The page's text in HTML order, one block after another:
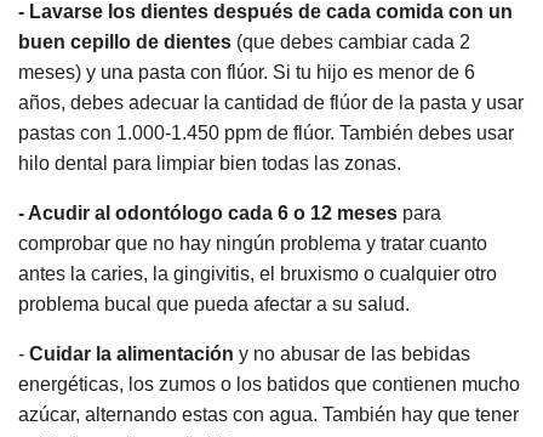
- Lavarse los dientes después de cada comida con un
buen cepillo de dientes (que debes cambiar cada 2
meses) y una pasta con flúor. Si tu hijo es menor de 6
años, debes adecuar la cantidad de flúor de la pasta y usar
pastas con 1.000-1.450 ppm de flúor. También debes usar
hilo dental para limpiar bien todas las zonas.
- Acudir al odontólogo cada 6 o 12 meses para
comprobar que no hay ningún problema y tratar cuanto
antes la caries, la gingivitis, el bruxismo o cualquier otro
problema bucal que pueda afectar a su salud.
- Cuidar la alimentación y no abusar de las bebidas
energéticas, los zumos o los batidos que contienen mucho
azúcar, alternando estas con agua. También hay que tener